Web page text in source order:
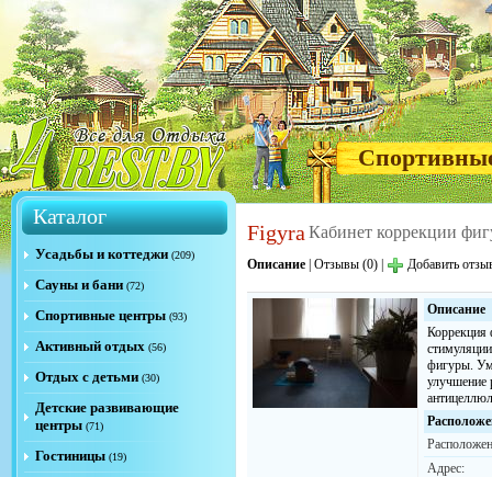
Каталог
Усадьбы и коттеджи (209)
Сауны и бани (72)
Спортивные центры (93)
Активный отдых (56)
Отдых с детьми (30)
Детские развивающие
центры (71)
Гостиницы (19)
Figyra Кабинет коррекции
Описание Отзывы (0) Добавить
Описание
Коррекция
фигуры.
улучшение
Адрес: